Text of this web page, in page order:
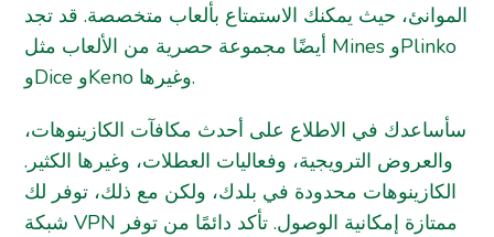
الموانئ، حيث يمكنك الاستمتاع بألعاب متخصصة. قد تجد
أيضًا مجموعة حصرية من الألعاب مثل Mines وPlinko
وDice وKeno وغيرها.
سأساعدك في الاطلاع على أحدث مكافآت الكازينوهات،
والعروض الترويجية، وفعاليات العطلات، وغيرها الكثير.
الكازينوهات محدودة في بلدك، ولكن مع ذلك، توفر لك
شبكة VPN ممتازة إمكانية الوصول. تأكد دائمًا من توفر